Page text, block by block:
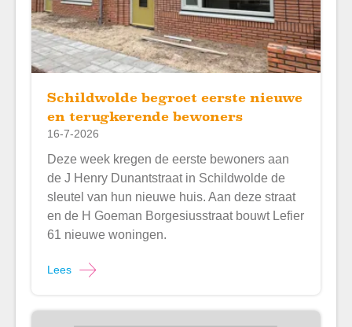
Schildwolde begroet eerste nieuwe
en terugkerende bewoners
16-7-2026
Deze week kregen de eerste bewoners aan
de J Henry Dunantstraat in Schildwolde de
sleutel van hun nieuwe huis. Aan deze straat
en de H Goeman Borgesiusstraat bouwt Lefier
61 nieuwe woningen.
Lees